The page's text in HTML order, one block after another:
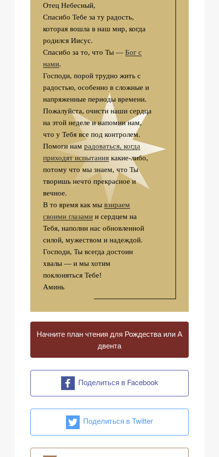
Отец Небесный,
Спасибо Тебе за ту радость,
которая вошла в наш мир, когда
родился Иисус.
Спасибо за то, что Ты — Бог с
нами.
Господи, порой трудно жить с
радостью, особенно в сложные и
напряженные периоды времени.
Пожалуйста, очисти наши сердца
на этой неделе и напомни нам,
что у Тебя все под контролем.
Помоги нам радоваться, когда
приходят испытаниякакие-либо,
потому что мы знаем, что Ты
творишь нечто прекрасное и
вечное.
В то время как мы взираем
своими глазамии сердцем на
Тебя, наполни нас обновленной
силой, мужеством и надеждой.
Господи, Ты всегда достоин
хвалы — и мы хотим
поклоняться Тебе!
Аминь
Начните план чтения для Рождества или А
двента
Поделиться в Facebook
Поделиться в Twitter